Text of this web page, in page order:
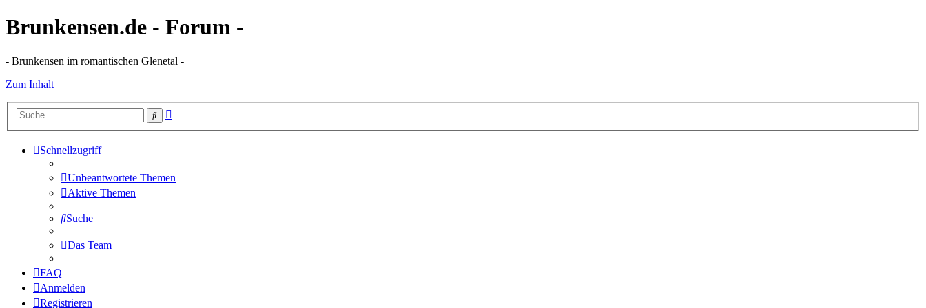
Brunkensen.de - Forum -
- Brunkensen im romantischen Glenetal -
Zum Inhalt
Suche
Schnellzugriff
Unbeantwortete Themen
Aktive Themen
Suche
Das Team
FAQ
Anmelden
Registrieren